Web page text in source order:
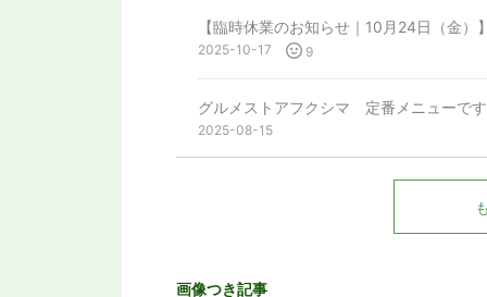
【臨時休業のお知らせ｜10月24日（金）】
2025-10-17 9
グルメストアフクシマ 定番メニューです
2025-08-15
画像つき記事